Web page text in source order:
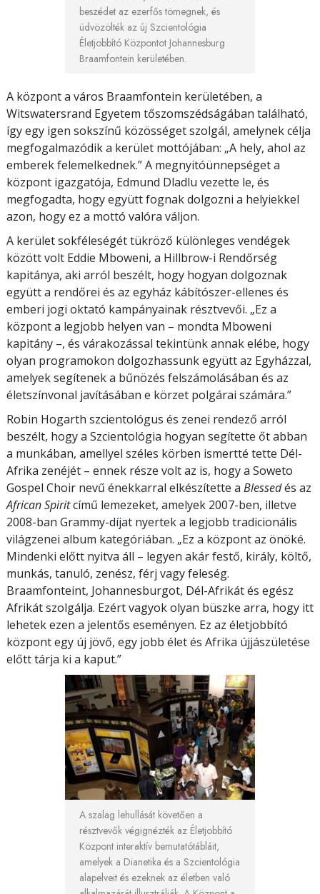
beszédet az ezerfős tömegnek, és
üdvözölték az új Szcientológia
Életjobbító Központot Johannesburg
Braamfontein kerületében.
A központ a város Braamfontein kerületében, a
Witswatersrand Egyetem tőszomszédságában található,
így egy igen sokszínű közösséget szolgál, amelynek célja
megfogalmazódik a kerület mottójában: „A hely, ahol az
emberek felemelkednek.” A megnyitóünnepséget a
központ igazgatója, Edmund Dladlu vezette le, és
megfogadta, hogy együtt fognak dolgozni a helyiekkel
azon, hogy ez a mottó valóra váljon.
A kerület sokféleségét tükröző különleges vendégek
között volt Eddie Mboweni, a Hillbrow-i Rendőrség
kapitánya, aki arról beszélt, hogy hogyan dolgoznak
együtt a rendőrei és az egyház kábítószer-ellenes és
emberi jogi oktató kampányainak résztvevői. „Ez a
központ a legjobb helyen van – mondta Mboweni
kapitány –, és várakozással tekintünk annak elébe, hogy
olyan programokon dolgozhassunk együtt az Egyházzal,
amelyek segítenek a bűnözés felszámolásában és az
életszínvonal javításában e körzet polgárai számára.”
Robin Hogarth szcientológus és zenei rendező arról
beszélt, hogy a Szcientológia hogyan segítette őt abban
a munkában, amellyel széles körben ismertté tette Dél-
Afrika zenéjét – ennek része volt az is, hogy a Soweto
Gospel Choir nevű énekkarral elkészítette a Blessedés az
African Spiritcímű lemezeket, amelyek 2007-ben, illetve
2008-ban Grammy-díjat nyertek a legjobb tradicionális
világzenei album kategóriában. „Ez a központ az önöké.
Mindenki előtt nyitva áll – legyen akár festő, király, költő,
munkás, tanuló, zenész, férj vagy feleség.
Braamfonteint, Johannesburgot, Dél-Afrikát és egész
Afrikát szolgálja. Ezért vagyok olyan büszke arra, hogy itt
lehetek ezen a jelentős eseményen. Ez az életjobbító
központ egy új jövő, egy jobb élet és Afrika újjászületése
előtt tárja ki a kaput.”
A szalag lehullását követően a
résztvevők végignézték az Életjobbító
Központ interaktív bemutatótábláit,
amelyek a Dianetika és a Szcientológia
alapelveit és ezeknek az életben való